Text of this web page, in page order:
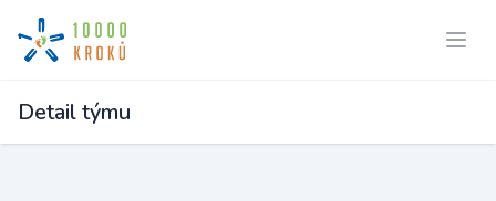
Detail týmu